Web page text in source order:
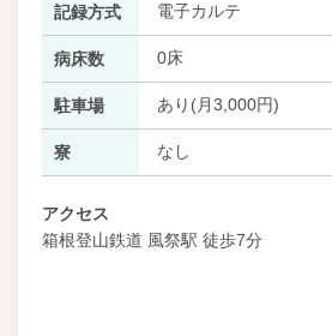
記録方式 電子カルテ
病床数 0床
駐車場 あり(月3,000円)
寮 なし
アクセス
箱根登山鉄道 風祭駅 徒歩7分